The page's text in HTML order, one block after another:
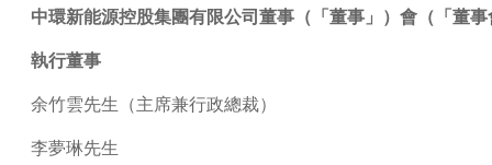
中環新能源控股集團有限公司董事 （「董事」） 會（「董
執行董事
余竹雲先生 （主席兼行政總裁）
李夢琳先生